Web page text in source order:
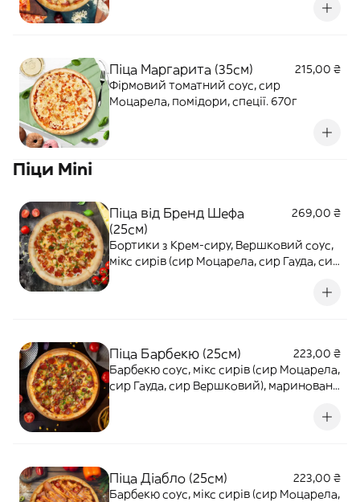
Піца Маргарита (35см)
215,00 ₴
Фірмовий томатний соус, сир
Моцарела, помідори, спеції. 670г
Піци Mini
Піца від Бренд Шефа
(25см)
269,00 ₴
Бортики з Крем-сиру, Вершковий соус,
мікс сирів (сир Моцарела, сир Гауда, сир
цибуля, курка, Пепероні, помідори, соус
Піца Барбекю (25см)
223,00 ₴
Барбекю соус, мікс сирів (сир Моцарела,
сир Гауда, сир Вершковий), маринована
Пепероні, Мисливські ковбаски, зелена
Піца Діабло (25см)
223,00 ₴
Барбекю соус, мікс сирів (сир Моцарела,